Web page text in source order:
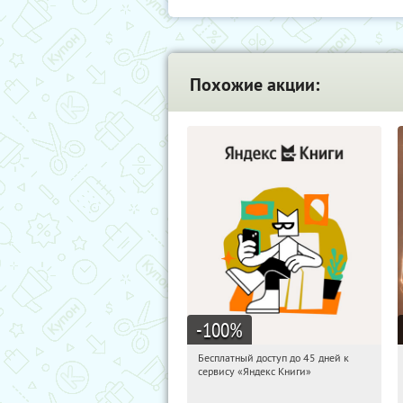
Похожие акции:
-100%
11:30:05
Получи первым!
Бесплатный доступ до 45 дней к
сервису «Яндекс Книги»